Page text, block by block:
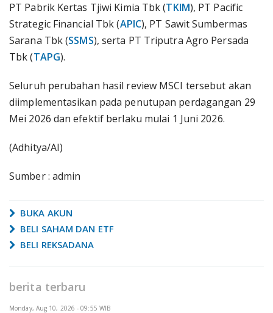
PT Pabrik Kertas Tjiwi Kimia Tbk (TKIM), PT Pacific
Strategic Financial Tbk (APIC), PT Sawit Sumbermas
Sarana Tbk (SSMS), serta PT Triputra Agro Persada
Tbk (TAPG).
Seluruh perubahan hasil review MSCI tersebut akan
diimplementasikan pada penutupan perdagangan 29
Mei 2026 dan efektif berlaku mulai 1 Juni 2026.
(Adhitya/AI)
Sumber : admin
BUKA AKUN
BELI SAHAM DAN ETF
BELI REKSADANA
berita terbaru
Monday, Aug 10, 2026 - 09:55 WIB